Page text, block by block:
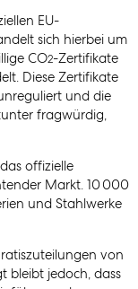
EU-
sich hierbei um
CO2-Zertifikate
Diese Zertifikate
und die
fragwürdig,
offizielle
Markt. 10 000
und Stahlwerke
von
bleibt jedoch, dass